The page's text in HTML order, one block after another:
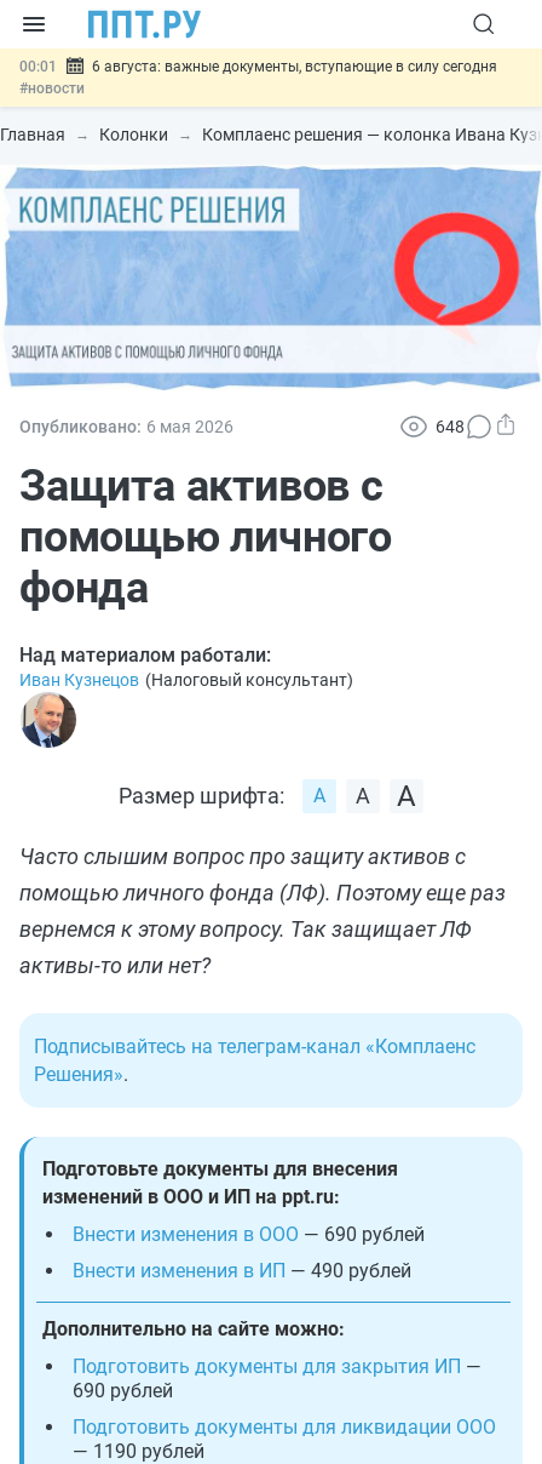
00:01
6 августа: важные документы, вступающие в силу сегодня
#новости
05.08 Обновили сообщения НПФ о договорах НПО и долгосрочных
сбережений#новости
гражданство: закон подписан
05.08
Систему страхования вкладов распространили на электронные
кошельки#новости
Важно
Подписан закон об упрощении госзакупок по 44-ФЗ
Главная Колонки Комплаенс решения — колонка Ивана
Опубликовано: 6 мая 2026 648
Защита активов с
помощью личного
фонда
Над материалом работали:
Иван Кузнецов (Налоговый консультант)
Размер шрифта:
Часто слышим вопрос про защиту активов с
помощью личного фонда (ЛФ). Поэтому еще раз
вернемся к этому вопросу. Так защищает ЛФ
активы-то или нет?
Подписывайтесь на телеграм-канал «Комплаенс
Решения».
Подготовьте документы для внесения
изменений в ООО и ИП на ppt.ru:
Внести изменения в ООО — 690 рублей
Внести изменения в ИП — 490 рублей
Дополнительно на сайте можно:
Подготовить документы для закрытия ИП —
690 рублей
Подготовить документы для ликвидации ООО
— 1190 рублей